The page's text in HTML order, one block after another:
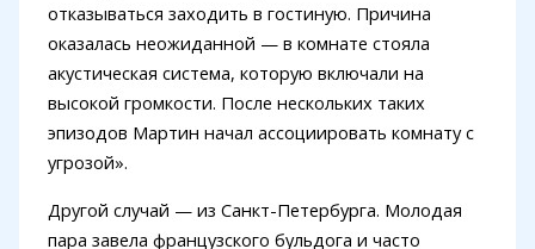
отказываться заходить в гостиную. Причина
оказалась неожиданной — в комнате стояла
акустическая система, которую включали на
высокой громкости. После нескольких таких
эпизодов Мартин начал ассоциировать комнату с
угрозой».
Другой случай — из Санкт-Петербурга. Молодая
пара завела французского бульдога и часто